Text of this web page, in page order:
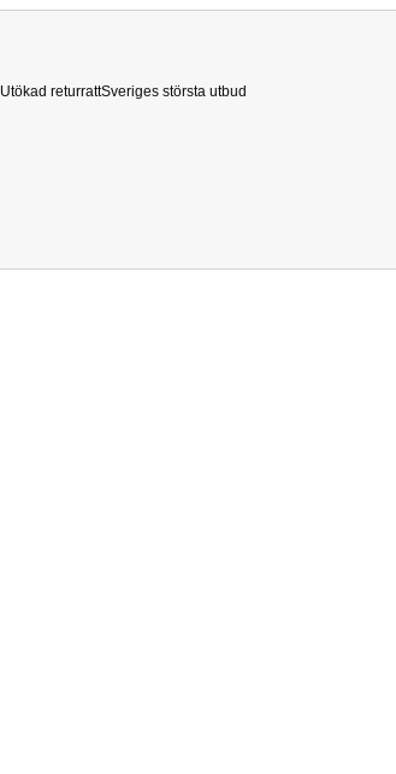
Utökad returrattSveriges största utbud